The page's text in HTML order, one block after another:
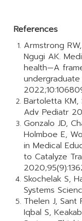
References
Armstrong
Ngugi AK.
health—A
Bartoletta KM,
Adv Pediatr
Gonzalo JD,
Holmboe E,
in Medical
to Catalyze
Skochelak S,
Systems
Thelen J, Sant
Iqbal S,